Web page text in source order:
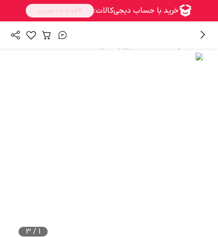
1
/
3